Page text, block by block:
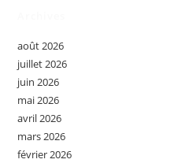
août 2026
juillet 2026
juin 2026
mai 2026
avril 2026
mars 2026
février 2026